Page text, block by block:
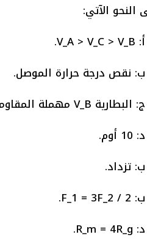
النحو الآتي:
درجة حرارة الموصل.